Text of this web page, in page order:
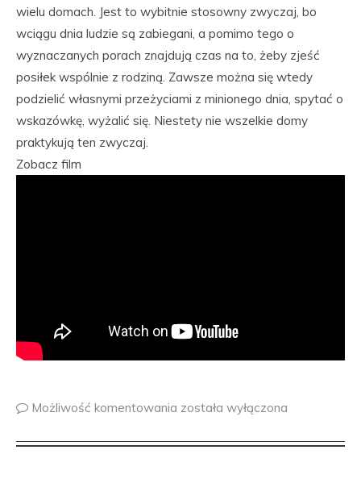
wielu domach. Jest to wybitnie stosowny zwyczaj, bo
wciągu dnia ludzie są zabiegani, a pomimo tego o
wyznaczanych porach znajdują czas na to, żeby zjeść
posiłek wspólnie z rodziną. Zawsze można się wtedy
podzielić własnymi przeżyciami z minionego dnia, spytać o
wskazówkę, wyżalić się. Niestety nie wszelkie domy
praktykują ten zwyczaj.
Zobacz film
Możliwość komentowania została wyłączona